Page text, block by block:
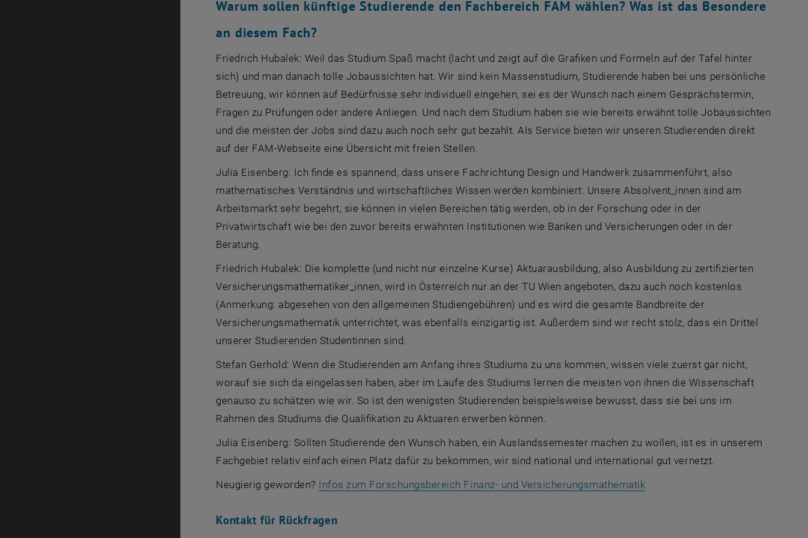
Warum sollen künftige Studierende den Fachbereich FAM wählen? Was ist das Besondere
an diesem Fach?
Friedrich Hubalek: Weil das Studium Spaß macht (lacht und zeigt auf die Grafiken und Formeln auf der Tafel hinter
sich) und man danach tolle Jobaussichten hat. Wir sind kein Massenstudium, Studierende haben bei uns persönliche
Betreuung, wir können auf Bedürfnisse sehr individuell eingehen, sei es der Wunsch nach einem Gesprächstermin,
Fragen zu Prüfungen oder andere Anliegen. Und nach dem Studium haben sie wie bereits erwähnt tolle Jobaussichten
und die meisten der Jobs sind dazu auch noch sehr gut bezahlt. Als Service bieten wir unseren Studierenden direkt
auf der FAM-Webseite eine Übersicht mit freien Stellen.
Julia Eisenberg: Ich finde es spannend, dass unsere Fachrichtung Design und Handwerk zusammenführt, also
mathematisches Verständnis und wirtschaftliches Wissen werden kombiniert. Unsere Absolvent_innen sind am
Arbeitsmarkt sehr begehrt, sie können in vielen Bereichen tätig werden, ob in der Forschung oder in der
Privatwirtschaft wie bei den zuvor bereits erwähnten Institutionen wie Banken und Versicherungen oder in der
Beratung.
Friedrich Hubalek: Die komplette (und nicht nur einzelne Kurse) Aktuarausbildung, also Ausbildung zu zertifizierten
Versicherungsmathematiker_innen, wird in Österreich nur an der TU Wien angeboten, dazu auch noch kostenlos
(Anmerkung: abgesehen von den allgemeinen Studiengebühren) und es wird die gesamte Bandbreite der
Versicherungsmathematik unterrichtet, was ebenfalls einzigartig ist. Außerdem sind wir recht stolz, dass ein Drittel
unserer Studierenden Studentinnen sind.
Stefan Gerhold: Wenn die Studierenden am Anfang ihres Studiums zu uns kommen, wissen viele zuerst gar nicht,
worauf sie sich da eingelassen haben, aber im Laufe des Studiums lernen die meisten von ihnen die Wissenschaft
genauso zu schätzen wie wir. So ist den wenigsten Studierenden beispielsweise bewusst, dass sie bei uns im
Rahmen des Studiums die Qualifikation zu Aktuaren erwerben können.
Julia Eisenberg: Sollten Studierende den Wunsch haben, ein Auslandssemester machen zu wollen, ist es in unserem
Fachgebiet relativ einfach einen Platz dafür zu bekommen, wir sind national und international gut vernetzt.
Neugierig geworden? Infos zum Forschungsbereich Finanz- und Versicherungsmathematik, opens an external URL in a new
Kontakt für Rückfragen